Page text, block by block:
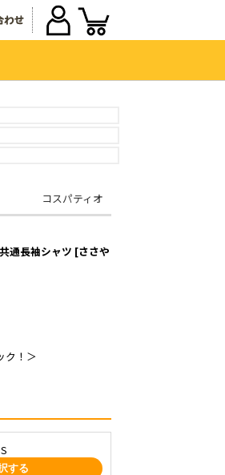
コスパティオ
通長袖シャツ [ささや
ク！＞
する